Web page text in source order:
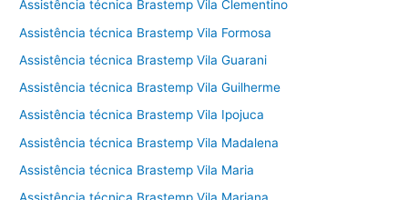
Assistência técnica Brastemp Vila Clementino
Assistência técnica Brastemp Vila Formosa
Assistência técnica Brastemp Vila Guarani
Assistência técnica Brastemp Vila Guilherme
Assistência técnica Brastemp Vila Ipojuca
Assistência técnica Brastemp Vila Madalena
Assistência técnica Brastemp Vila Maria